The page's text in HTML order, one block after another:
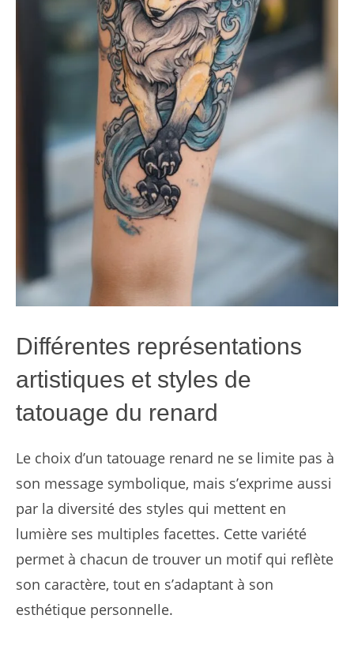
Différentes représentations
artistiques et styles de
tatouage du renard
Le choix d’un tatouage renard ne se limite pas à
son message symbolique, mais s’exprime aussi
par la diversité des styles qui mettent en
lumière ses multiples facettes. Cette variété
permet à chacun de trouver un motif qui reflète
son caractère, tout en s’adaptant à son
esthétique personnelle.